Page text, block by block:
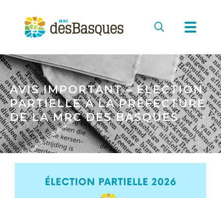
des
Basques
Recherche
AVIS IMPORTANT – ÉLECTION
PARTIELLE À LA PRÉFECTURE
DE LA MRC DES BASQUES